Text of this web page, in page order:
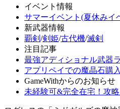
イベント情報
サマーイベント(夏休みイ
新武器情報
覇剣 /剣姫/古代機/滅剣
注目記事
最強アディショナル武器
アプリペイでの魔晶石購
GameWithからのお知らせ
未経験可&完全在宅！攻略